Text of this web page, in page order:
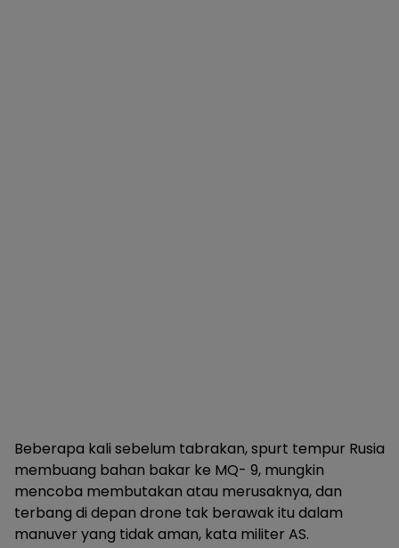
Beberapa kali sebelum tabrakan, spurt tempur Rusia
membuang bahan bakar ke MQ- 9, mungkin
mencoba membutakan atau merusaknya, dan
terbang di depan drone tak berawak itu dalam
manuver yang tidak aman, kata militer AS.